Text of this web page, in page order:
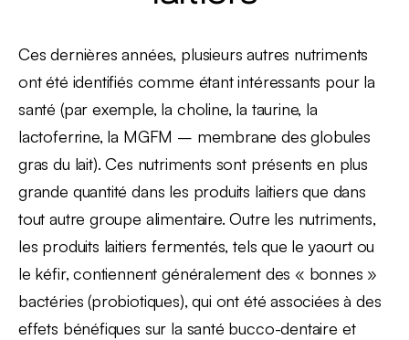
Ces dernières années, plusieurs autres nutriments
ont été identifiés comme étant intéressants pour la
santé (par exemple, la choline, la taurine, la
lactoferrine, la MGFM – membrane des globules
gras du lait). Ces nutriments sont présents en plus
grande quantité dans les produits laitiers que dans
tout autre groupe alimentaire. Outre les nutriments,
les produits laitiers fermentés, tels que le yaourt ou
le kéfir, contiennent généralement des « bonnes »
bactéries (probiotiques), qui ont été associées à des
effets bénéfiques sur la santé bucco-dentaire et